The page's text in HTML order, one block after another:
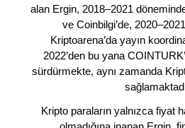
alan Ergin, 2018–2021
ve Coinbilgi’de,
Kriptoarena’da yayın
2022’den bu yana
sürdürmekte, aynı zamanda
Kripto paraların yalnızca fiyat